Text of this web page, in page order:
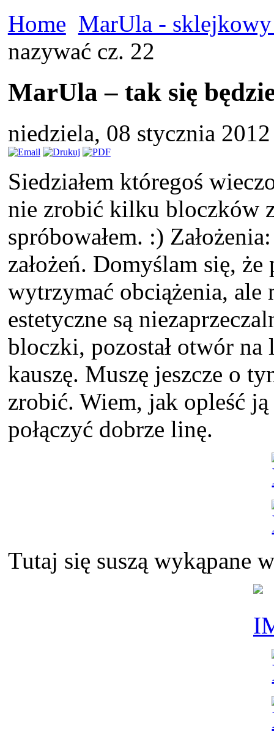
Home MarUla -
nazywać cz. 22
MarUla – tak się
niedziela, 08 stycznia
Siedziałem któregoś
nie zrobić kilku bloczków
spróbowałem. :)
założeń. Domyślam się,
wytrzymać obciążenia,
estetyczne są
bloczki, pozostał otwór
kauszę. Muszę jeszcze o
zrobić. Wiem, jak opleść
połączyć dobrze linę.
Tutaj się suszą wykąpane